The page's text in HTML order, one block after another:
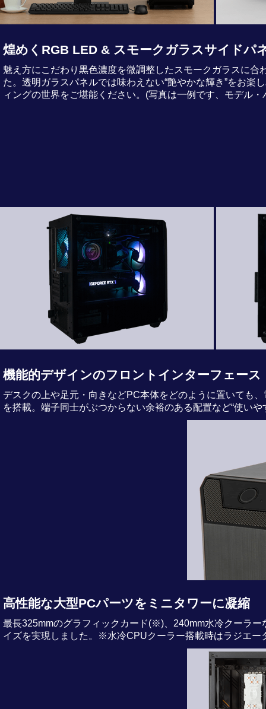
煌めくRGB LED & スモークガラスサイドパ
魅え方にこだわり黒色濃度を微調整したスモークガラスに
た。透明ガラスパネルでは味わえない“艶やかな輝き”をお
ィングの世界をご堪能ください。(写真は一例です、モデル
機能的デザインのフロントインターフェース
デスクの上や足元・向きなどPC本体をどのように置いても
を搭載。端子同士がぶつからない余裕のある配置など“使い
高性能な大型PCパーツをミニタワーに凝縮
最長325mmのグラフィックカード(※)、240mm水冷クーラ
イズを実現しました。※水冷CPUクーラー搭載時はラジエー